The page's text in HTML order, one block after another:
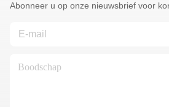
Abonneer u op onze nieuwsbrief voor